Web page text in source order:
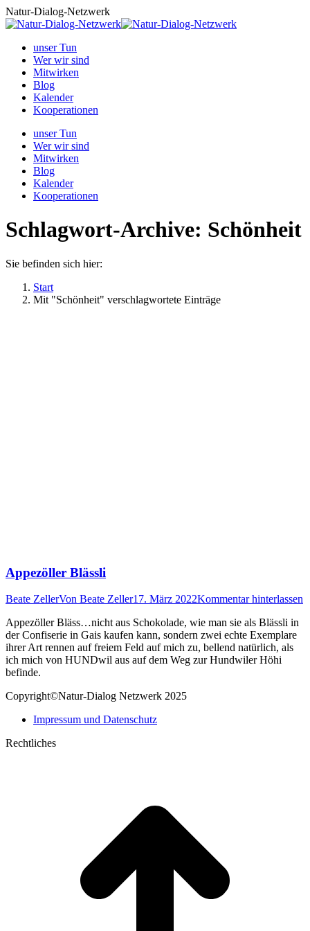
Zum
Inhalt
Natur-Dialog-Netzwerk
unser Tun
Wer wir sind
Mitwirken
Blog
Kalender
Kooperationen
unser Tun
Wer wir sind
Mitwirken
Blog
Kalender
Kooperationen
Schlagwort-Archive: Schönheit
Sie befinden sich hier:
Start
Mit "Schönheit" verschlagwortete Einträge
Appezöller Blässli
Beate ZellerVon Beate Zeller17. März 2022Kommentar hinterlassen
Appezöller Bläss…nicht aus Schokolade, wie man sie als Blässli in
der Confiserie in Gais kaufen kann, sondern zwei echte Exemplare
ihrer Art rennen auf freiem Feld auf mich zu, bellend natürlich, als
ich mich von HUNDwil aus auf dem Weg zur Hundwiler Höhi
befinde.
Copyright©Natur-Dialog Netzwerk 2025
Impressum und Datenschutz
Rechtliches